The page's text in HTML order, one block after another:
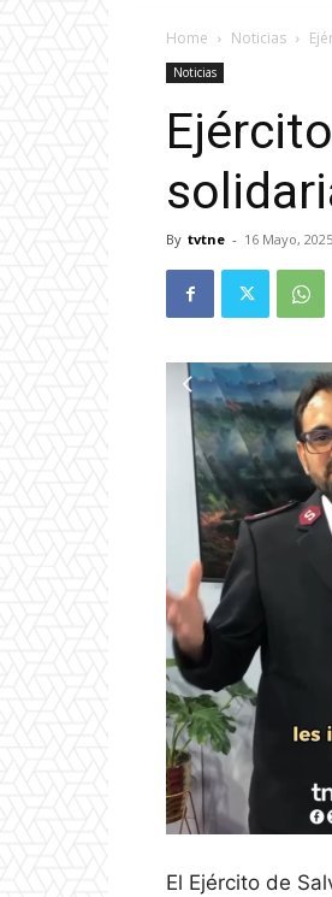
Home Noticias
Noticias
By tvtne - 16 Mayo, 2025
El Ejército de